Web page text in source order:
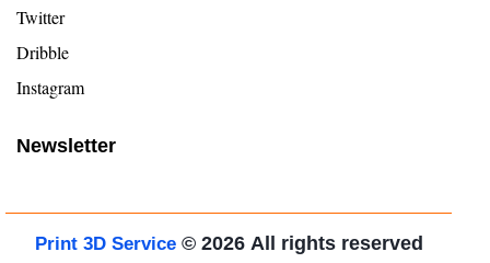
Twitter
Dribble
Instagram
Newsletter
Print 3D Service © 2026 All rights reserved